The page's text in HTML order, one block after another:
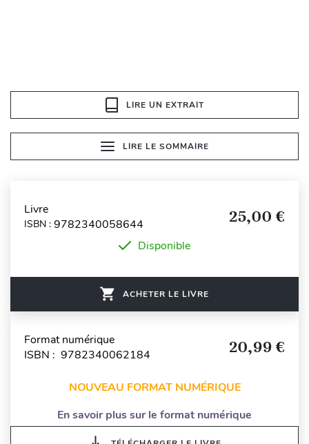
LIRE UN EXTRAIT
LIRE LE SOMMAIRE
Livre
ISBN : 9782340058644 25,00 €
Disponible
ACHETER LE LIVRE
Format numérique
ISBN : 9782340062184
20,99 €
NOUVEAU FORMAT NUMÉRIQUE
En savoir plus sur le format numérique